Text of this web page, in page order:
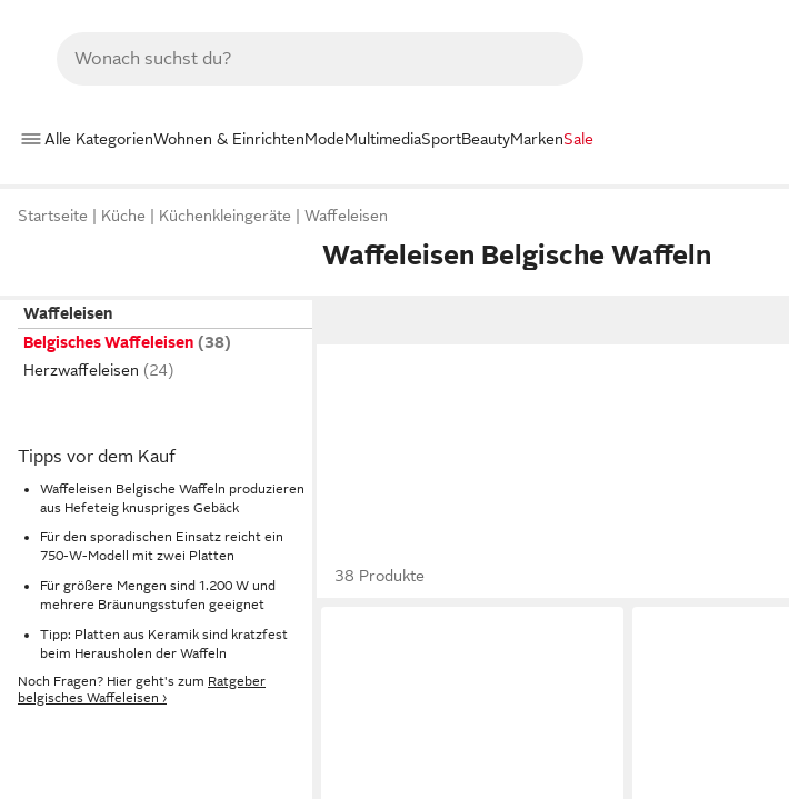
Alle KategorienWohnen & EinrichtenModeMultimediaSportBeautyMarkenSale
Startseite Küche Küchenkleingeräte Waffeleisen
Waffeleisen Belgische Waffeln
Waffeleisen
Belgisches Waffeleisen
Herzwaffeleisen
Tipps vor dem Kauf
Waffeleisen Belgische Waffeln produzieren
aus Hefeteig knuspriges Gebäck
Für den sporadischen Einsatz reicht ein
750-W-Modell mit zwei Platten
Für größere Mengen sind 1.200 W und
mehrere Bräunungsstufen geeignet
Tipp: Platten aus Keramik sind kratzfest
beim Herausholen der Waffeln
Noch Fragen? Hier geht's zum Ratgeber
belgisches Waffeleisen ›
38 Produkte